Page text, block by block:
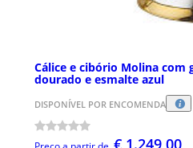
Cálice e cibório Molina com
dourado e esmalte azul
DISPONÍVEL POR ENCOMENDA